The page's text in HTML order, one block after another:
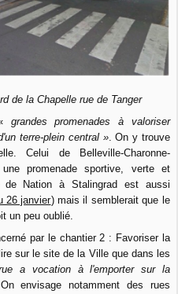
de la Chapelle rue de Tanger
grandes promenades à valoriser
terre-plein central ». On y trouve
Celui de Belleville-Charonne-
promenade sportive, verte et
de Nation à Stalingrad est aussi
26 janvier) mais il semblerait que le
un peu oublié.
par le chantier 2 : Favoriser la
sur le site de la Ville que dans les
a vocation à l'emporter sur la
envisage notamment des rues